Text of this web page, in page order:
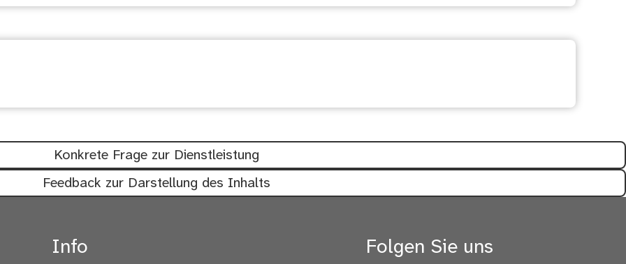
Konkrete Frage zur Dienstleistung
Feedback zur Darstellung des Inhalts
Info Folgen Sie uns